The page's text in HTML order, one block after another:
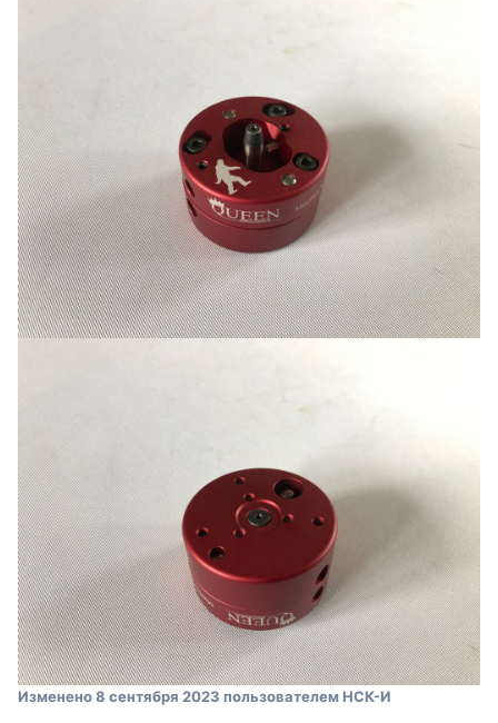
Изменено8 сентября 2023 пользователем НСК-И